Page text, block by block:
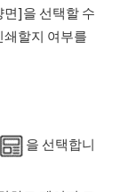
]을 선택할 수
쇄할지 여부를
을 선택합니